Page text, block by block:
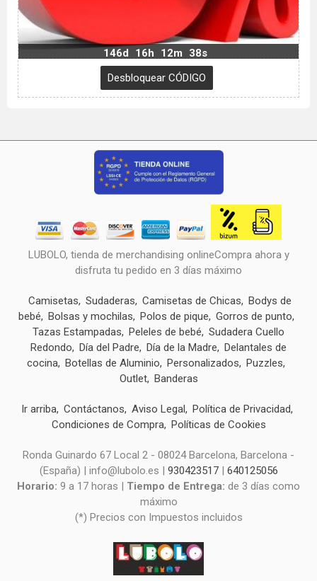
146d 16h 12m 37s
LUBOLO, tienda de merchandising onlineCompra ahora y
disfruta tu pedido en 3 días máximo
Camisetas Sudaderas Camisetas de Chicas
Bodys de
bebé
Bolsas y mochilas Polos de pique
Gorros de punto
Tazas Estampadas
Peleles de bebé
Sudadera Cuello
Redondo
Día del Padre Día de la Madre
Delantales de
cocina Botellas de Aluminio Personalizados
Puzzles
Outlet Banderas
Ir arriba Contáctanos Aviso Legal
Política de Privacidad
Condiciones de Compra Políticas de Cookies
Ronda Guinardo 67 Local 2 - 08024 Barcelona, Barcelona -
(España) | info@lubolo.es | 930423517| 640125056
Horario: 9 a 17 horas | Tiempo de Entrega: de 3 días como
máximo
(*) Precios con Impuestos incluidos